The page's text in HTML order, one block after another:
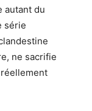
autant du
série
ne sacrifie
réellement